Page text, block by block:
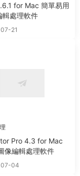
for Mac 簡單易用
輯處理軟件
21
Pro 4.3 for Mac
像編輯處理軟件
04